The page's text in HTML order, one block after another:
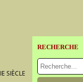
SIÈCLE
RECHERCHE